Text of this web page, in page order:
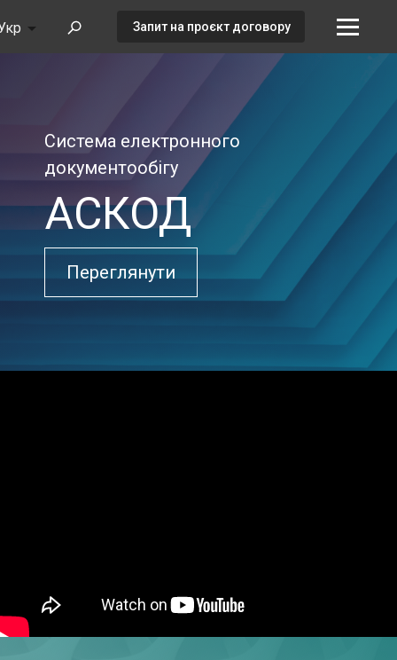
Запит на проєкт договору
Система електронного
документообігу
АСКОД
Переглянути